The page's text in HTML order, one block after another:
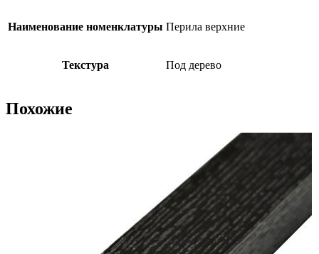
Наименование номенклатуры Перила верхние
Текстура Под дерево
Похожие